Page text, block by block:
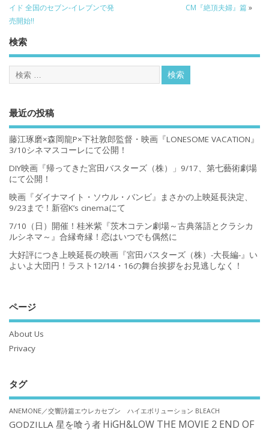
イド 全国のセブン‐イレブンで発
売開始!!
CM『絶頂夫婦』篇»
検索
最近の投稿
藤江琢磨×森岡龍P×下社敦郎監督・映画『LONESOME VACATION』
3/10シネマスコーレにて公開！
DIY映画『帰ってきた宮田バスターズ（株）」9/17、第七藝術劇場
にて公開！
映画『ダイナマイト・ソウル・バンビ』まさかの上映延長決定、
9/23まで！新宿K’s cinemaにて
7/10（日）開催！桂米紫『茨木コテン劇場～古典落語とクラシカ
ルシネマ～』合縁奇縁！恋はいつでも偶然に
大好評につき上映延長の映画『宮田バスターズ（株）-大長編-』い
よいよ大団円！ラスト12/14・16の舞台挨拶をお見逃しなく！
ページ
About Us
Privacy
タグ
ANEMONE／交響詩篇エウレカセブン ハイエボリューション BLEACH
GODZILLA 星を喰う者 HiGH&LOW THE MOVIE 2 END OF